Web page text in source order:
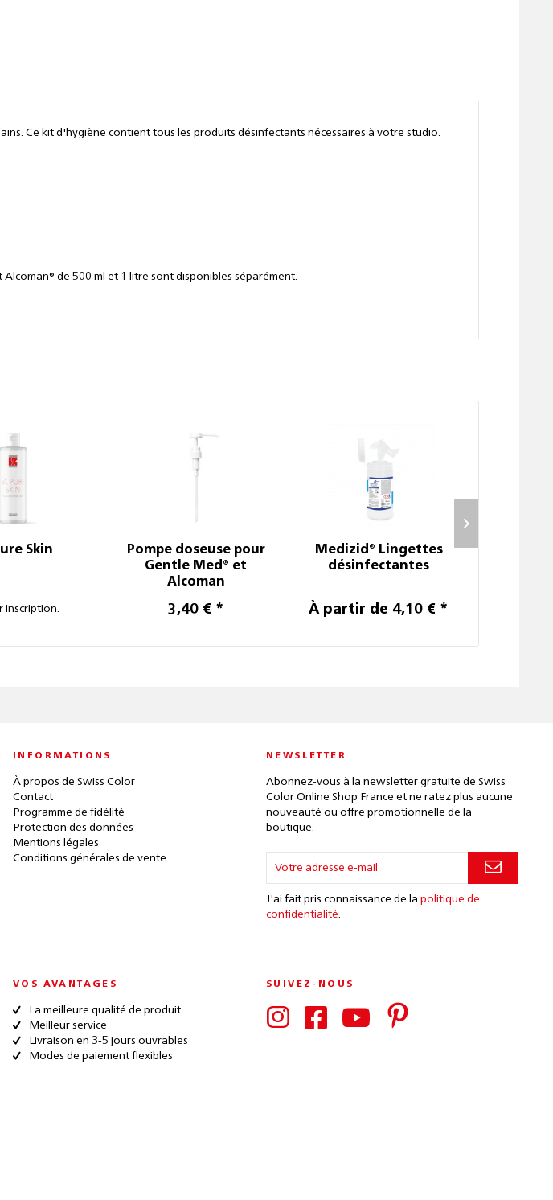
Ce kit d'hygiène contient tous les produits désinfectants nécessaires à votre studio.
de 500 ml et 1 litre sont disponibles séparément.
Skin
inscription.
Pompe doseuse pour
Gentle Med® et
Alcoman
3,40 € *
Medizid® Lingettes
désinfectantes
À partir de 4,10 € *
INFORMATIONS
À propos de Swiss Color
Contact
Programme de fidélité
Protection des données
Mentions légales
Conditions générales de vente
NEWSLETTER
Abonnez-vous à la newsletter gratuite de Swiss
Color Online Shop France et ne ratez plus aucune
nouveauté ou offre promotionnelle de la
boutique.
J'ai fait pris connaissance de la politique de
confidentialité.
VOS AVANTAGES
La meilleure qualité de produit
Meilleur service
Livraison en 3-5 jours ouvrables
Modes de paiement flexibles
SUIVEZ-NOUS